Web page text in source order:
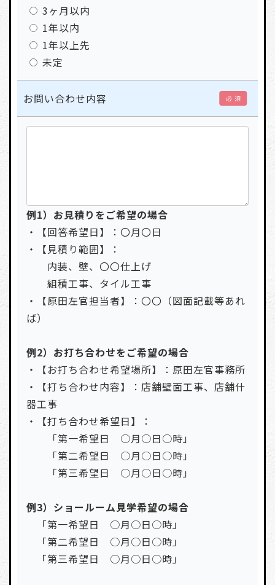
3ヶ月以内
1年以内
1年以上先
未定
お問い合わせ内容 必 須
例1）お見積りをご希望の場合
・【回答希望日】：〇月〇日
・【見積り範囲】：
内装、壁、〇〇仕上げ
組積工事、タイル工事
・【原田左官担当者】：〇〇（図面記載等あれ
ば）
例2）お打ち合わせをご希望の場合
・【お打ち合わせ希望場所】：原田左官事務所
・【打ち合わせ内容】：店舗壁面工事、店舗什
器工事
・【打ち合わせ希望日】：
「第一希望日 ○月○日○時」
「第二希望日 ○月○日○時」
「第三希望日 ○月○日○時」
例3）ショールーム見学希望の場合
「第一希望日 ○月○日○時」
「第二希望日 ○月○日○時」
「第三希望日 ○月○日○時」